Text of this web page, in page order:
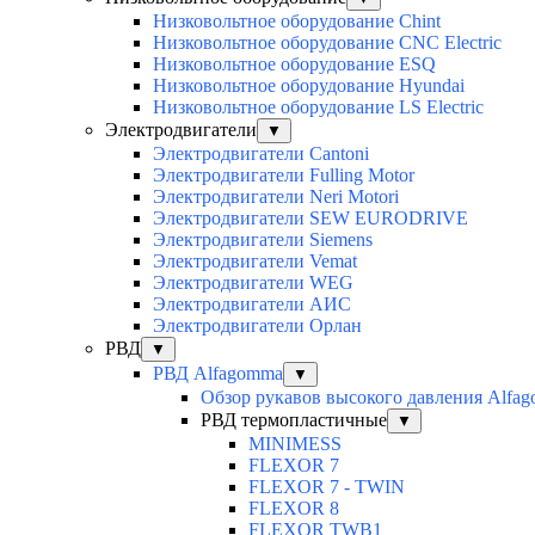
Низковольтное оборудование Chint
Низковольтное оборудование CNC Electric
Низковольтное оборудование ESQ
Низковольтное оборудование Hyundai
Низковольтное оборудование LS Electric
Электродвигатели
▼
Электродвигатели Cantoni
Электродвигатели Fulling Motor
Электродвигатели Neri Motori
Электродвигатели SEW EURODRIVE
Электродвигатели Siemens
Электродвигатели Vemat
Электродвигатели WEG
Электродвигатели АИС
Электродвигатели Орлан
РВД
▼
РВД Alfagomma ▼
Обзор рукавов высокого давления
РВД термопластичные
▼
MINIMESS
FLEXOR 7
FLEXOR 7 - TWIN
FLEXOR 8
FLEXOR TWB1